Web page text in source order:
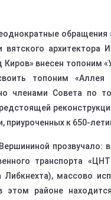
обращения
вятского
внесен топоним
топоним «Аллея
членами Совета по
приуроченных к 650-
прозвучало:
транспорта
массово
этом районе